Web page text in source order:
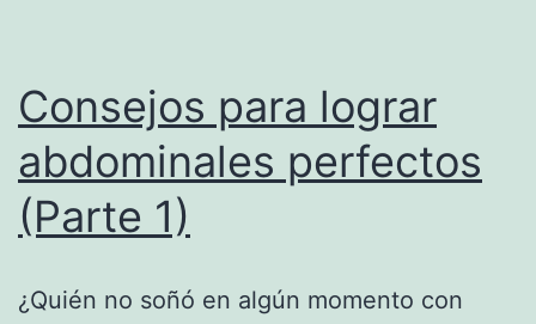
Consejos para lograr
abdominales perfectos
(Parte 1)
¿Quién no soñó en algún momento con